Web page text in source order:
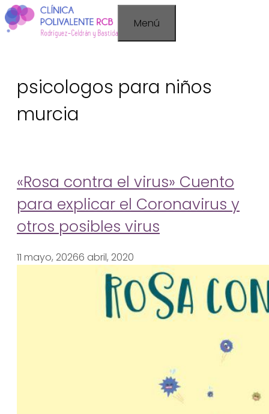
Saltar
al
contenido
Menú
psicologos para niños
murcia
«Rosa contra el virus» Cuento
para explicar el Coronavirus y
otros posibles virus
11 mayo, 20266 abril, 2020